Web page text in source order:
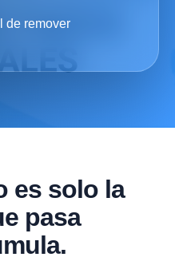
de remover
es solo la
pasa